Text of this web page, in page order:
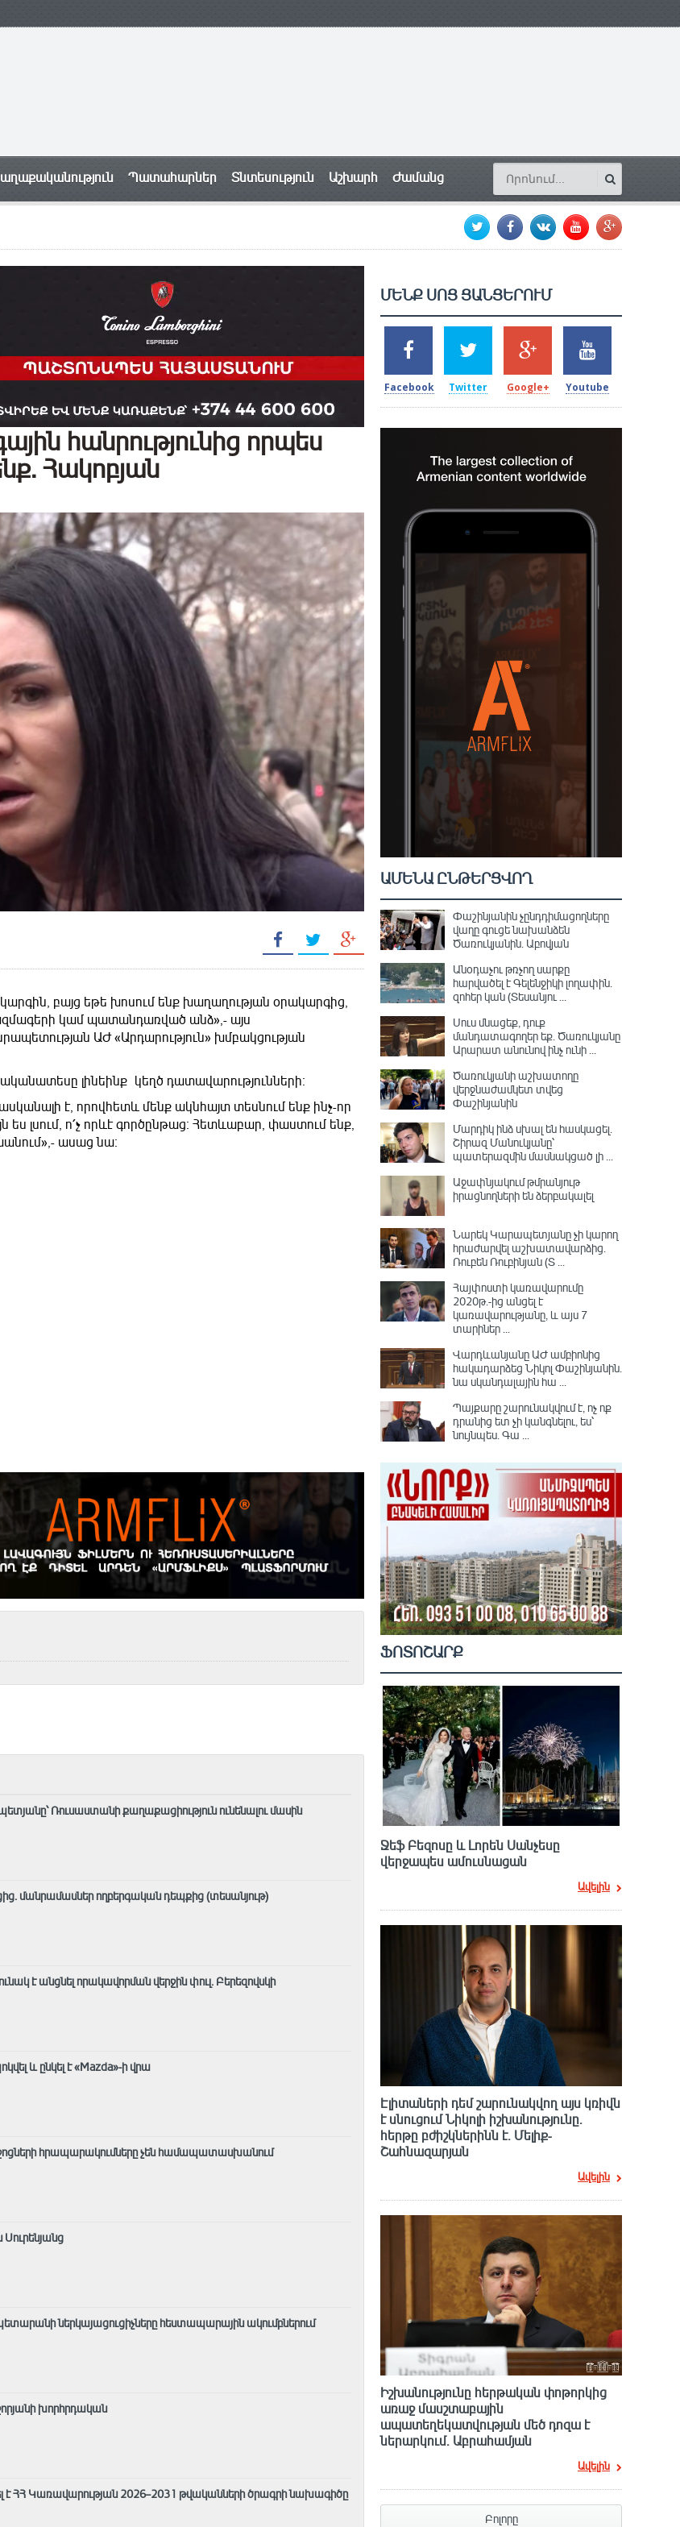
Պատահարներ Տնտեսություն Աշխարհ Ժամանց
հանրությունից որպես
Հակոբյան
բայց եթե խոսում ենք խաղաղության օրակարգից,
կամ պատանդառված անձ»,- այս
ԱԺ «Արդարություն» խմբակցության
լինեինք կեղծ դատավարությունների։
է, որովհետև մենք ակնհայտ տեսնում ենք ինչ-որ
ես լսում, ո՛չ որևէ գործընթաց։ Հետևաբար, փաստում ենք,
ասաց նա։
Ռուսաստանի քաղաքացիություն ունենալու մասին
մանրամասներ ողբերգական դեպքից (տեսանյութ)
է անցնել որակավորման վերջին փուլ. Բերեզովսկի
և ընկել է «Mazda»-ի վրա
հրապարակումները չեն համապատասխանում
ներկայացուցիչները հեստապարային ակումբներում
խորհրդական
է ՀՀ Կառավարության 2026–2031 թվականների ծրագրի նախագիծը
ՄԵՆՔ ՍՈՑ ՑԱՆՑԵՐՈՒՄ
2k
SHARES
Facebook
1.5k
TWEETS
Twitter
203
SHARES
Google+
620
SHARES
Youtube
ԱՄԵՆԱ ԸՆԹԵՐՑՎՈՂ
Փաշինյանին չընդդիմացողները
վաղը գուցե նախանձեն
Ծառուկյանին. Աբովյան
Անօդաչու թռչող սարքը
հարվածել է Գելենջիկի լողափին.
զոհեր կան (Տեսանյու ...
Սուս մնացեք, դուք
մանդատագողեր եք․ Ծառուկյանը
Արարատ անունով ինչ ունի ...
Ծառուկյանի աշխատողը
վերջնաժամկետ տվեց
Փաշինյանին
Մարդիկ ինձ սխալ են հասկացել.
Շիրազ Մանուկյանը՝
պատերազմին մասնակցած լի ...
Աջափնյակում թմրանյութ
իրացնողների են ձերբակալել
Նարեկ Կարապետյանը չի կարող
հրաժարվել աշխատավարձից.
Ռուբեն Ռուբինյան (Տ ...
Հայփոստի կառավարումը
2020թ.-ից անցել է
կառավարությանը, և այս 7
տարիներ ...
Վարդևանյանը ԱԺ ամբիոնից
հակադարձեց Նիկոլ Փաշինյանին․
նա սկանդալային հա ...
Պայքարը շարունակվում է, ոչ ոք
դրանից ետ չի կանգնելու, ես՝
նույնպես․ Գա ...
ՖՈՏՈՇԱՐՔ
Ջեֆ Բեզոսը և Լորեն Սանչեսը
վերջապես ամուսնացան
Ավելին
Էլիտաների դեմ շարունակվող այս կռիվն
է սնուցում Նիկոլի իշխանությունը.
հերթը բժիշկներինն է. Մելիք-
Շահնազարյան
Ավելին
Իշխանությունը հերթական փոթորկից
առաջ մասշտաբային
ապատեղեկատվության մեծ դnզա է
ներարկում․ Աբրահամյան
Ավելին
Բոլորը